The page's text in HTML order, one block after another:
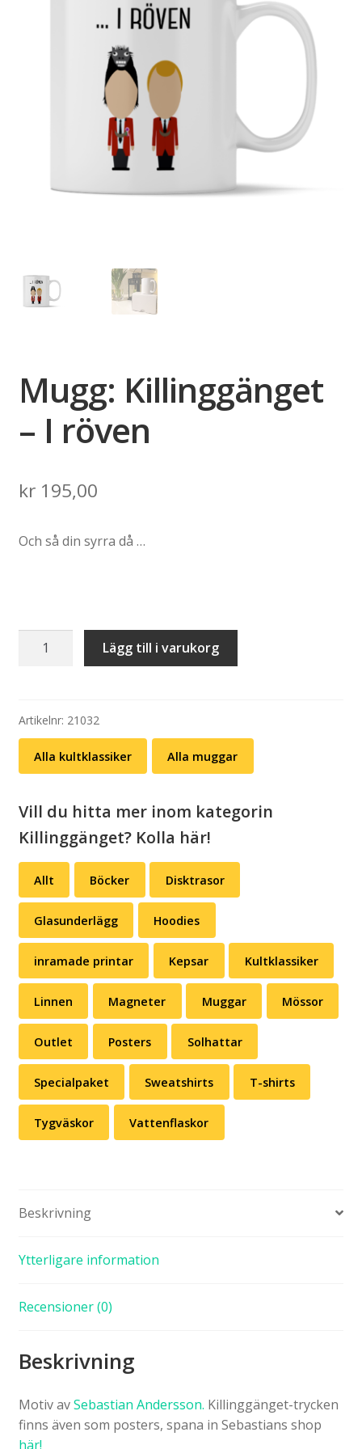
Mugg: Killinggänget
– I röven
kr195,00
Och så din syrra då …
Mugg:
röven
mängd
Lägg till i varukorg
Artikelnr: 21032
Alla kultklassiker Alla muggar
Vill du hitta mer inom kategorin
Killinggänget? Kolla här!
Allt Böcker Disktrasor
Glasunderlägg Hoodies
inramade printar Kepsar Kultklassiker
Linnen Magneter Muggar Mössor
Outlet Posters Solhattar
Specialpaket Sweatshirts T-shirts
Tygväskor Vattenflaskor
Beskrivning
Ytterligare information
Recensioner (0)
Beskrivning
Motiv avSebastian Andersson. Killinggänget-trycken
finns även som posters, spana in Sebastians shop
här!